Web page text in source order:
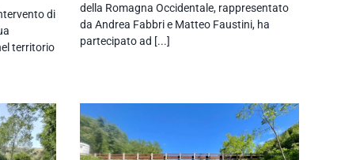
di
territorio
della Romagna Occidentale, rappresentato
da Andrea Fabbri e Matteo Faustini, ha
partecipato ad [...]